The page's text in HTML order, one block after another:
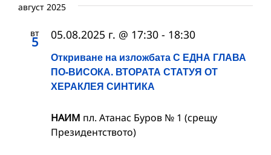
август 2025
вт
5
Откриване на изложбата С ЕДНА ГЛАВА
ПО-ВИСОКА. ВТОРАТА СТАТУЯ ОТ
ХЕРАКЛЕЯ СИНТИКА
05.08.2025 г. @ 17:30 - 18:30
НАИМ пл. Атанас Буров № 1 (срещу
Президентството)